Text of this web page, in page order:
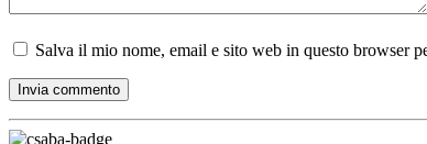
Salva il mio nome, email e sito web in questo browser